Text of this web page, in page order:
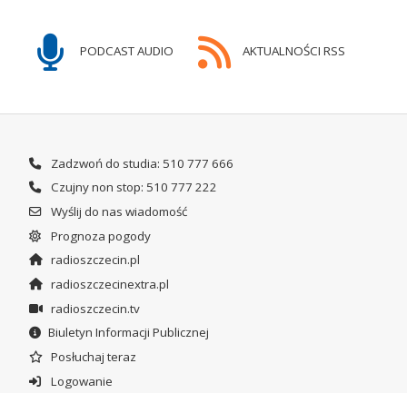
PODCAST AUDIO AKTUALNOŚCI RSS
Zadzwoń do studia: 510 777 666
Czujny non stop: 510 777 222
Wyślij do nas wiadomość
Prognoza pogody
radioszczecin.pl
radioszczecinextra.pl
radioszczecin.tv
Biuletyn Informacji Publicznej
Posłuchaj teraz
Logowanie